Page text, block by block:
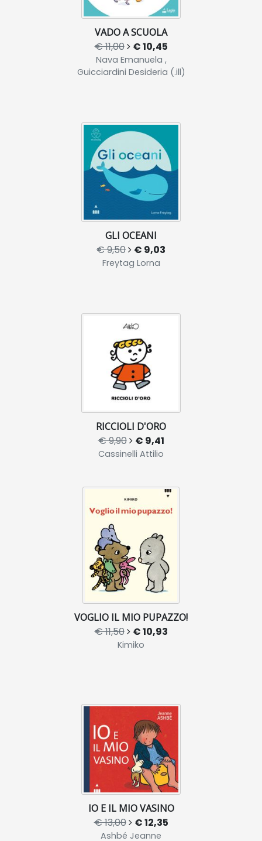
VADO A SCUOLA
€ 11,00 € 10,45
Nava Emanuela ,
Guicciardini Desideria (.ill)
GLI OCEANI
€ 9,50 € 9,03
Freytag Lorna
RICCIOLI D'ORO
€ 9,90 € 9,41
Cassinelli Attilio
VOGLIO IL MIO PUPAZZO!
€ 11,50 € 10,93
Kimiko
IO E IL MIO VASINO
€ 13,00 € 12,35
Ashbé Jeanne